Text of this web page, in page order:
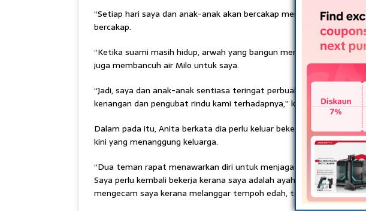
“Setiap hari saya dan anak-anak akan bercakap mengenai arwah
bercakap.
“Ketika suami masih hidup, arwah yang bangun menyediakan
juga membancuh air Milo untuk saya.
“Jadi, saya dan anak-anak sentiasa teringat perbualan kami bersama
kenangan dan pengubat rindu kami terhadapnya,” katanya.
Dalam pada itu, Anita berkata dia perlu keluar bekerja untuk
kini yang menanggung keluarga.
“Dua teman rapat menawarkan diri untuk menjaga anak-anak jika
Saya perlu kembali bekerja kerana saya adalah ayah dan ibu kepada
mengecam saya kerana melanggar tempoh edah, terpulanglah.